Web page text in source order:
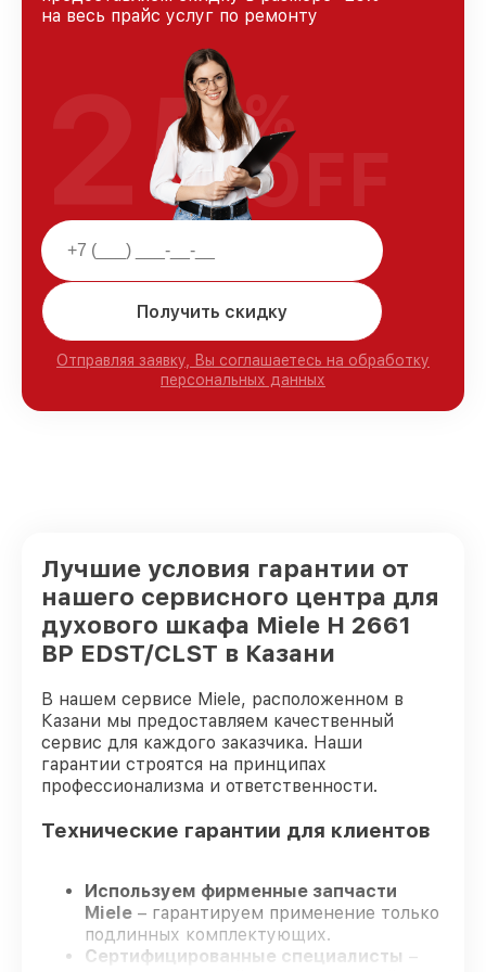
на весь прайс услуг по ремонту
Получить скидку
Отправляя заявку, Вы соглашаетесь на обработку
персональных данных
25%
OFF
Лучшие условия гарантии от
нашего сервисного центра для
духового шкафа Miele H 2661
BP EDST/CLST в Казани
В нашем сервисе Miele, расположенном в
Казани мы предоставляем качественный
сервис для каждого заказчика. Наши
гарантии строятся на принципах
профессионализма и ответственности.
Технические гарантии для клиентов
Используем фирменные запчасти
Miele – гарантируем применение только
подлинных комплектующих.
Сертифицированные специалисты –